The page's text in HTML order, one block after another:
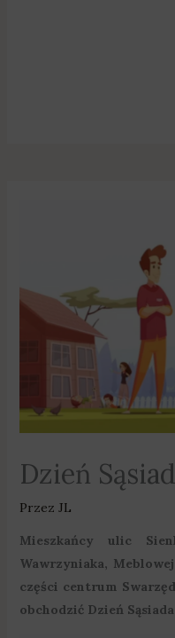
Dzień
Przez JL
Mieszkańcy ulic
Wawrzyniaka,
części centrum
obchodzić Dzień